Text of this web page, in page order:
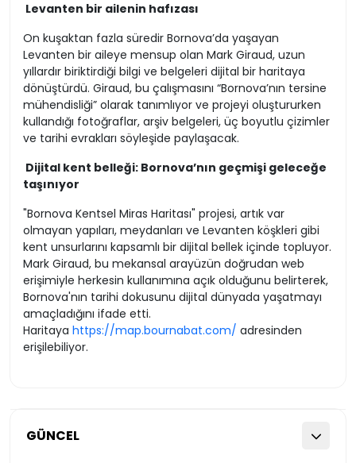
GÜNCEL
Levanten bir ailenin hafızası
On kuşaktan fazla süredir Bornova’da yaşayan
Levanten bir aileye mensup olan Mark Giraud, uzun
yıllardır biriktirdiği bilgi ve belgeleri dijital bir haritaya
dönüştürdü. Giraud, bu çalışmasını “Bornova’nın tersine
mühendisliği” olarak tanımlıyor ve projeyi oluştururken
kullandığı fotoğraflar, arşiv belgeleri, üç boyutlu çizimler
ve tarihi evrakları söyleşide paylaşacak.
Dijital kent belleği: Bornova’nın geçmişi geleceğe
taşınıyor
"Bornova Kentsel Miras Haritası" projesi, artık var
olmayan yapıları, meydanları ve Levanten köşkleri gibi
kent unsurlarını kapsamlı bir dijital bellek içinde topluyor.
Mark Giraud, bu mekansal arayüzün doğrudan web
erişimiyle herkesin kullanımına açık olduğunu belirterek,
Bornova'nın tarihi dokusunu dijital dünyada yaşatmayı
amaçladığını ifade etti.
Haritaya https://map.bournabat.com/ adresinden
erişilebiliyor.